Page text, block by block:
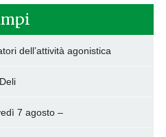
dell’attività agonistica
7 agosto –